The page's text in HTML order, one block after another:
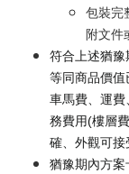
包裝完
附文件
符合上述猶豫
等同商品價值
車馬費、運
務費用(樓層
確、外觀可接
猶豫期內方案